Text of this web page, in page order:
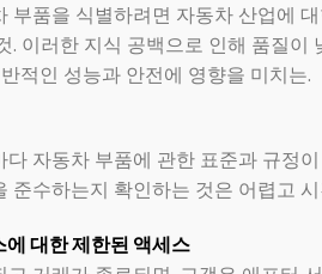
부품을 식별하려면 자동차 산업에
. 이러한 지식 공백으로 인해 품질이
적인 성능과 안전에 영향을 미치는.
다 자동차 부품에 관한 표준과 규정
준수하는지 확인하는 것은 어렵고
대한 제한된 액세스